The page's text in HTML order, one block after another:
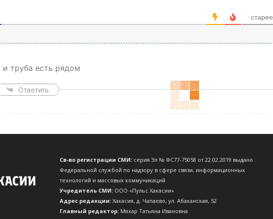
старее
и труба есть рядом
Ответить
Св-во регистрации СМИ: серия Эл № ФС77-75058 от 22.02.2019 выдано
Федеральной службой по надзору в сфере связи, информационных
технологий и массовых коммуникаций
Учредитель СМИ: ООО «Пульс Хакасии»
Адрес редакции: Хакасия, д. Чапаево, ул. Абаканская, 52
Главный редактор: Мяхар Татьяна Ивановна